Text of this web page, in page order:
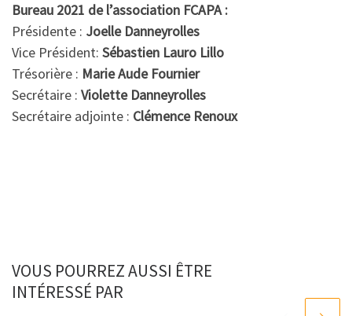
Bureau 2021 de l’association FCAPA :
Présidente : Joelle Danneyrolles
Vice Président: Sébastien Lauro Lillo
Trésorière : Marie Aude Fournier
Secrétaire : Violette Danneyrolles
Secrétaire adjointe : Clémence Renoux
VOUS POURREZ AUSSI ÊTRE
INTÉRESSÉ PAR